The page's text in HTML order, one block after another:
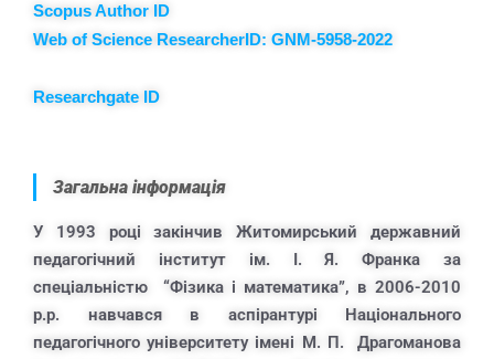
Scopus Author ID
Web of Science ResearcherID: GNM-5958-2022
Researchgate ID
Загальна інформація
У 1993 році закінчив Житомирський державний
педагогічний інститут ім. І. Я. Франка за
спеціальністю “Фізика і математика”, в 2006-2010
р.р. навчався в аспірантурі Національного
педагогічного університету імені М. П. Драгоманова